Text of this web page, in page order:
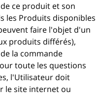
ce produit et son
les Produits disponibles
faire l'objet d'un
produits différés),
la commande
toute les questions
l'Utilisateur doit
le site internet ou